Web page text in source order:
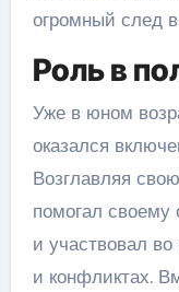
огромный след
Роль в
Уже в юном
оказался
Возглавляя
помогал своему
и участвовал
и конфликтах.